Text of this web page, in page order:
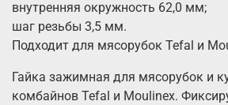
внутренняя окружность 62,0 мм;
шаг резьбы 3,5 мм.
Подходит для мясорубок Tefal и
Гайка зажимная для мясорубок и
комбайнов Tefal и Moulinex.